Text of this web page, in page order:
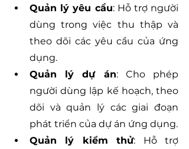
Quản lý yêu cầu: Hỗ trợ người
dùng trong việc thu thập và
theo dõi các yêu cầu của ứng
dụng.
Quản lý dự án: Cho phép
người dùng lập kế hoạch, theo
dõi và quản lý các giai đoạn
phát triển của dự án ứng dụng.
Quản lý kiểm thử: Hỗ trợ